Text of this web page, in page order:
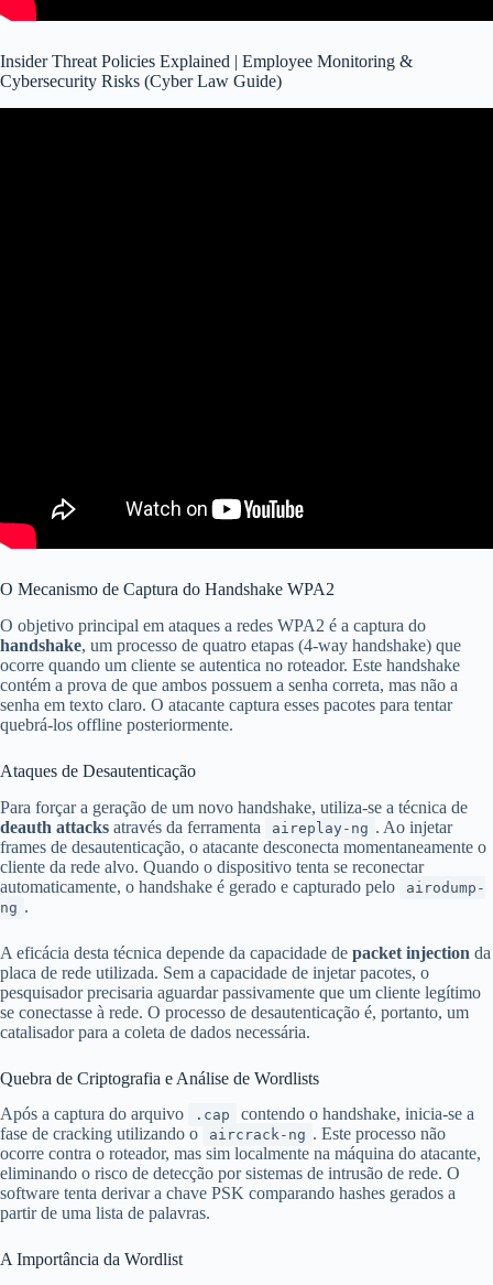
Insider Threat Policies Explained | Employee Monitoring &
Cybersecurity Risks (Cyber Law Guide)
O Mecanismo de Captura do Handshake WPA2
O objetivo principal em ataques a redes WPA2 é a captura do
handshake, um processo de quatro etapas (4-way handshake) que
ocorre quando um cliente se autentica no roteador. Este handshake
contém a prova de que ambos possuem a senha correta, mas não a
senha em texto claro. O atacante captura esses pacotes para tentar
quebrá-los offline posteriormente.
Ataques de Desautenticação
Para forçar a geração de um novo handshake, utiliza-se a técnica de
deauth attacks através da ferramenta aireplay-ng . Ao injetar
frames de desautenticação, o atacante desconecta momentaneamente o
cliente da rede alvo. Quando o dispositivo tenta se reconectar
automaticamente, o handshake é gerado e capturado pelo
airodump-
ng .
A eficácia desta técnica depende da capacidade de packet injection da
placa de rede utilizada. Sem a capacidade de injetar pacotes, o
pesquisador precisaria aguardar passivamente que um cliente legítimo
se conectasse à rede. O processo de desautenticação é, portanto, um
catalisador para a coleta de dados necessária.
Quebra de Criptografia e Análise de Wordlists
Após a captura do arquivo
.cap
contendo o handshake, inicia-se a
fase de cracking utilizando o
aircrack-ng . Este processo não
ocorre contra o roteador, mas sim localmente na máquina do atacante,
eliminando o risco de detecção por sistemas de intrusão de rede. O
software tenta derivar a chave PSK comparando hashes gerados a
partir de uma lista de palavras.
A Importância da Wordlist